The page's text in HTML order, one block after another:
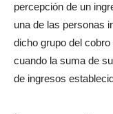
percepción de un
una de las personas
dicho grupo del
cuando la suma de
de ingresos